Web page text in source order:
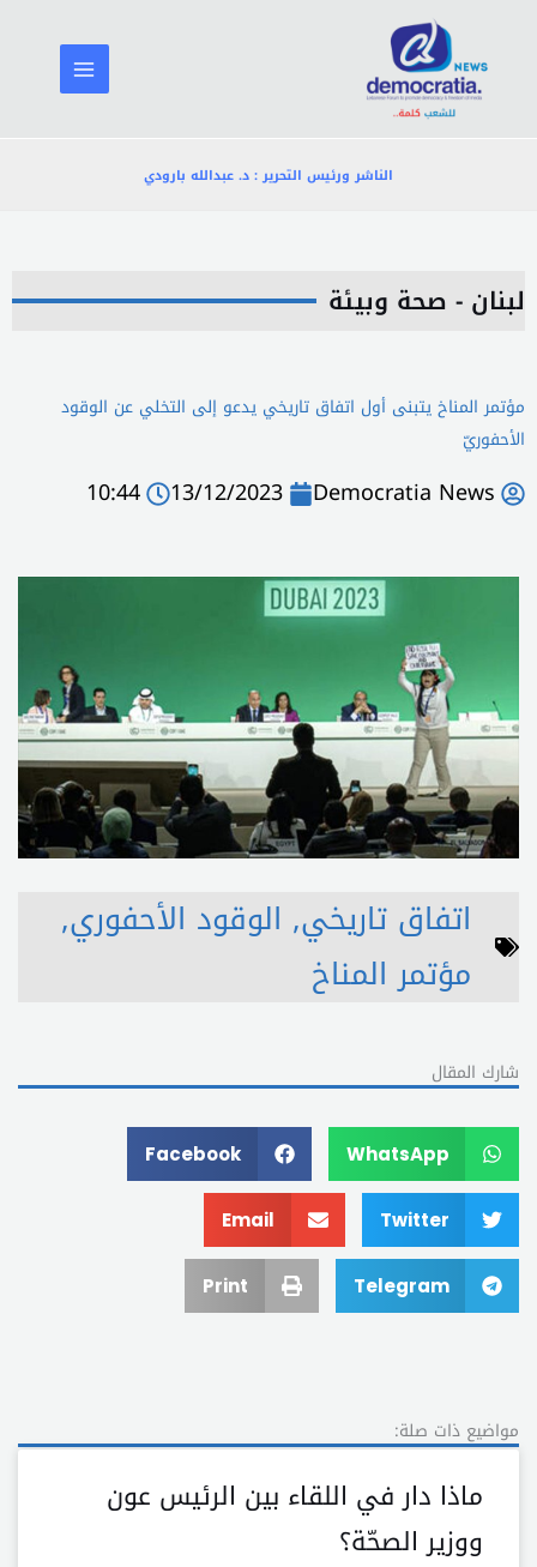
المحتوى
الناشر ورئيس التحرير : د. عبدالله بارودي
لبنان - صحة وبيئة
مؤتمر المناخ يتبنى أول اتفاق تاريخي يدعو إلى التخلي عن الوقود
الأحفوريّ
Democratia News
13/12/2023
10:44
اتفاق تاريخي, الوقود الأحفوري,
مؤتمر المناخ
شارك المقال
WhatsApp
Facebook
Twitter
Email
Telegram
Print
مواضيع ذات صلة:
ماذا دار في اللقاء بين الرئيس عون
ووزير الصحّة؟